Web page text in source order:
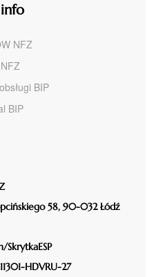
info
NFZ
BIP
BIP
58, 90-032 Łódź
SkrytkaESP
HDVRU-27